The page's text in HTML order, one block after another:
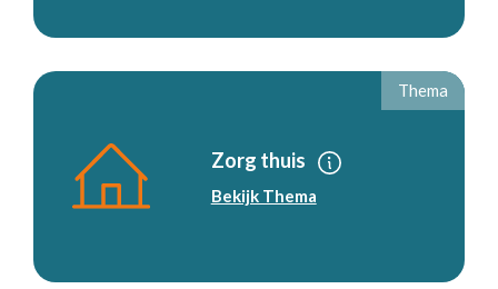
Zorg thuis
Bekijk Thema
Thema